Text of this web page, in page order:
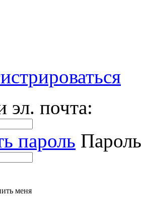
эл. почта:
пароль
меня